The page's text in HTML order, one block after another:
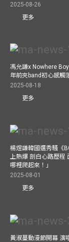
2025-08-26
更多
馮允謙x Nowhere
年前夾band初心感觸
2025-08-18
更多
楊煜謙韓國選秀騷《
上熱爆 剖白心路歷程
哪裡爬起來！」
2025-08-01
更多
黃淑蔓動漫節開幕 演